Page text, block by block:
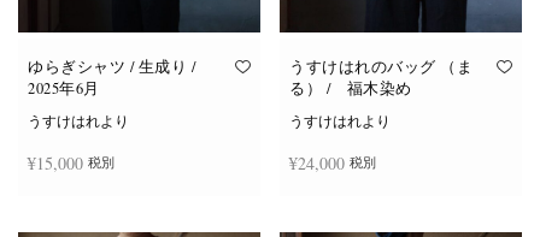
ゆらぎシャツ / 生成り /
2025年6月
うすけはれより
¥15,000 税別
うすけはれのバッグ （ま
る） / 福木染め
うすけはれより
¥24,000 税別